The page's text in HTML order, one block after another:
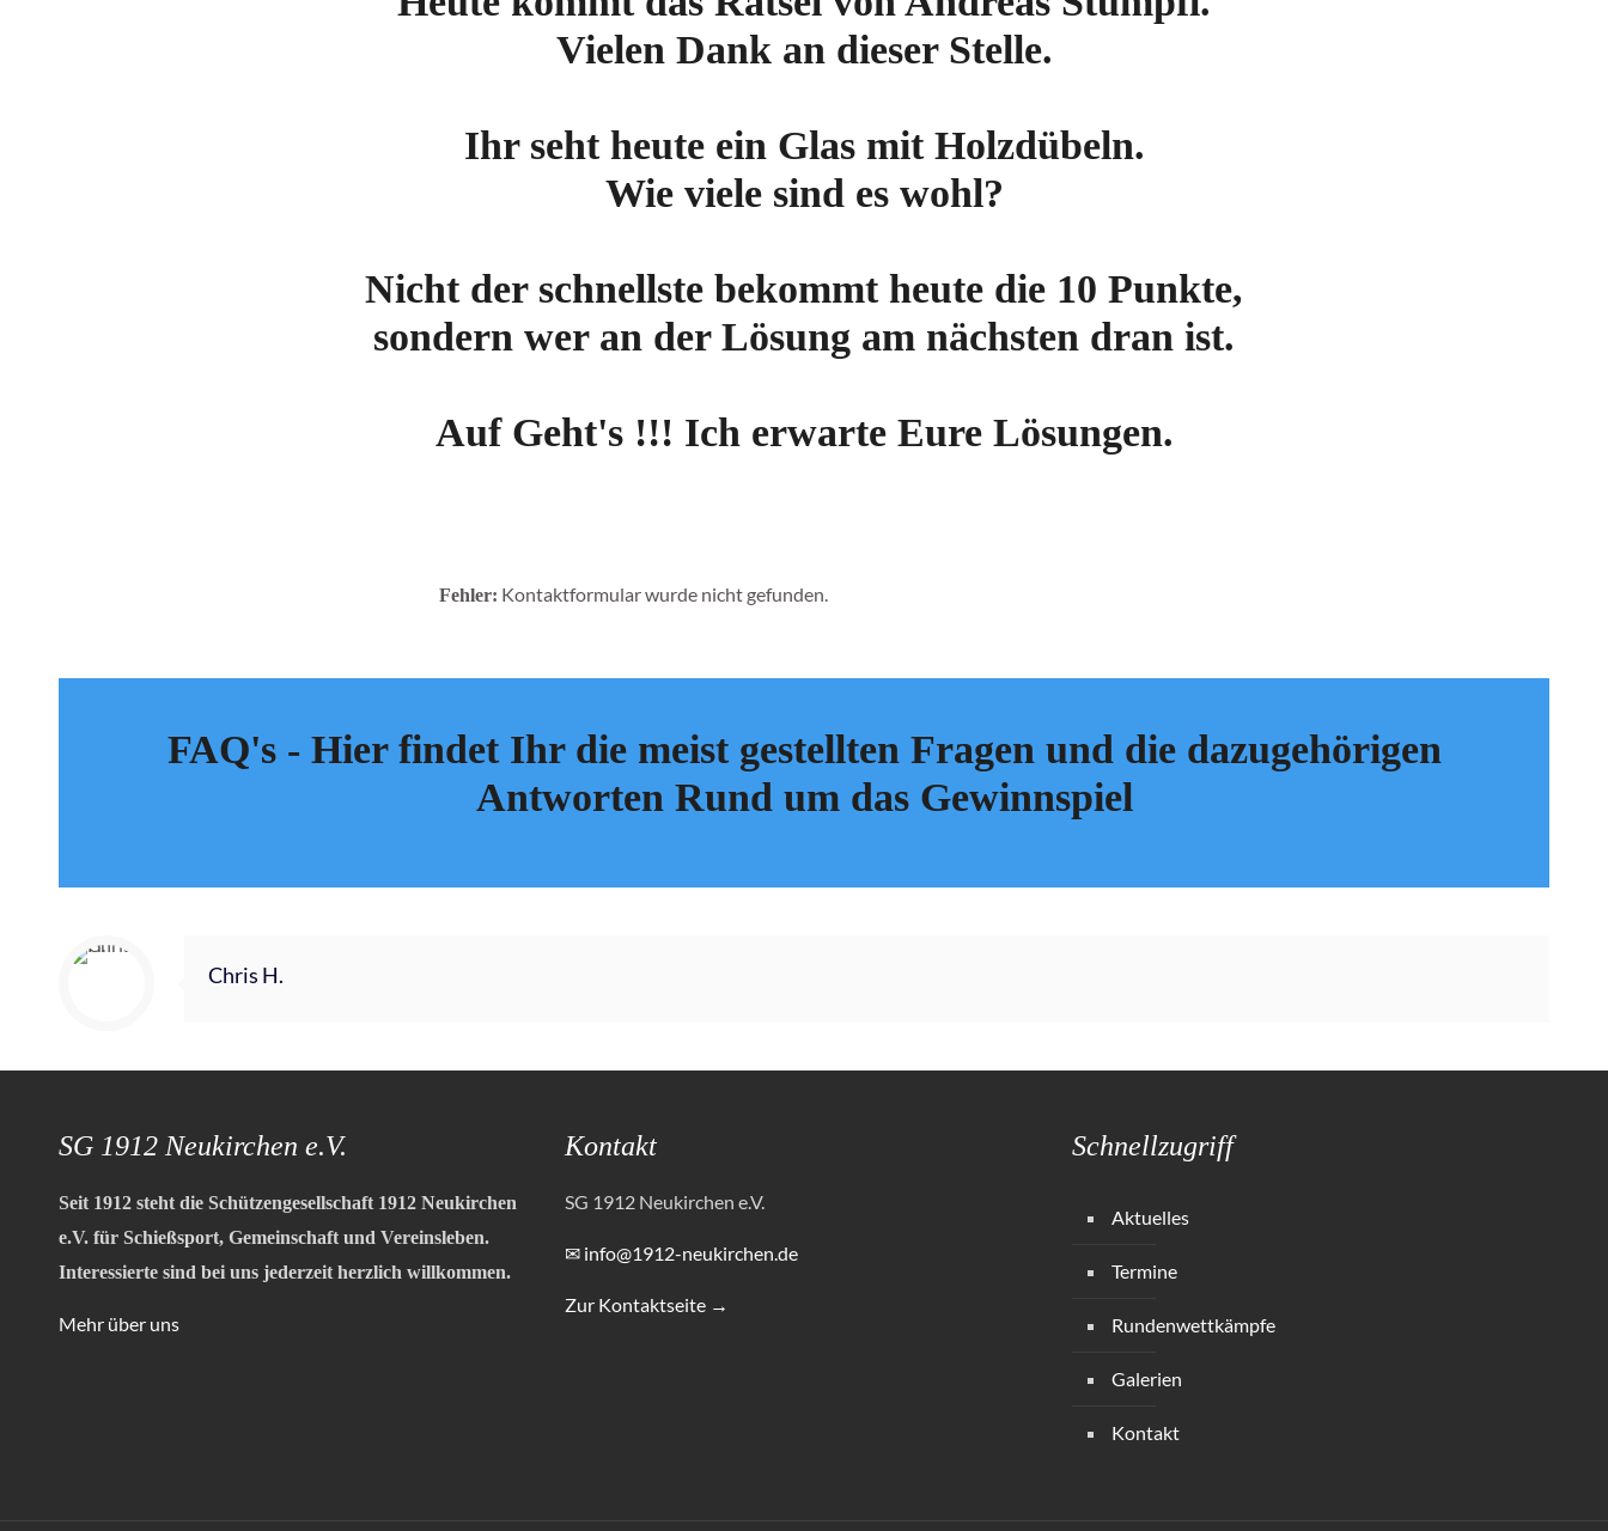
Vielen Dank an dieser Stelle.
Ihr seht heute ein Glas mit Holzdübeln.
Wie viele sind es wohl?
Nicht der schnellste bekommt heute die 10 Punkte,
sondern wer an der Lösung am nächsten dran ist.
Auf Geht's !!! Ich erwarte Eure Lösungen.
Fehler: Kontaktformular wurde nicht gefunden.
FAQ's - Hier findet Ihr die meist gestellten Fragen und die dazugehörigen
Antworten Rund um das Gewinnspiel
Chris H.
SG 1912 Neukirchen e.V.
Seit 1912 steht die Schützengesellschaft 1912 Neukirchen
e.V. für Schießsport, Gemeinschaft und Vereinsleben.
Interessierte sind bei uns jederzeit herzlich willkommen.
Mehr über uns
Kontakt
SG 1912 Neukirchen e.V.
✉ info@1912-neukirchen.de
Zur Kontaktseite →
Schnellzugriff
Aktuelles
Termine
Rundenwettkämpfe
Galerien
Kontakt